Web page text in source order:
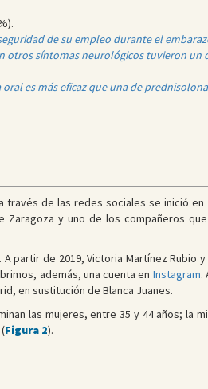
de su empleo durante el
otros síntomas neurológicos tuvieron un
es más eficaz que una de prednisolona
través de las redes sociales se inició en
y uno de los compañeros
partir de 2019, Victoria Martínez Rubio
además, una cuenta en Instagram.
en sustitución de Blanca Juanes.
las mujeres, entre 35 y 44 años; la
Figura 2).